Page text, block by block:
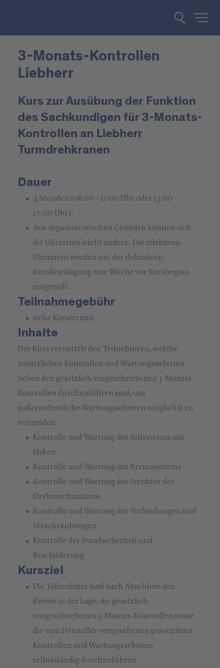
3-Monats-Kontrollen
Liebherr
Kurs zur Ausübung der Funktion
des Sachkundigen für 3-Monats-
Kontrollen an Liebherr
Turmdrehkranen
Dauer
4 Stunden (08:00 – 12:00 Uhr oder 13:00 –
17:00 Uhr).
Aus organisatorischen Gründen können sich
die Uhrzeiten leicht ändern. Die effektiven
Uhrzeiten werden mit der definitiven
Kursbestätigung eine Woche vor Kursbeginn
mitgeteilt.
Teilnahmegebühr
siehe Kurstermin
Inhalte
Der Kurs vermittelt den Teilnehmern, welche
zusätzlichen Kontrollen und Wartungsarbeiten
neben den gesetzlich vorgeschriebenen 3-Monats-
Kontrollen durchzuführen sind, um
außerordentliche Wartungsarbeiten möglichst zu
vermeiden.
Kontrolle und Wartung des Seilsystems mit
Haken
Kontrolle und Wartung des Bremssystems
Kontrolle und Wartung der Struktur des
Drehmechanismus
Kontrolle und Wartung der Verbindungen und
Verschraubungen
Kontrolle der Standsicherheit und
Beschilderung
Kursziel
Die Teilnehmer sind nach Abschluss des
Kurses in der Lage, die gesetzlich
vorgeschriebenen 3-Monats-Kontrollen sowie
die vom Hersteller vorgesehenen präventiven
Kontrollen und Wartungsarbeiten
selbstständig durchzuführen.